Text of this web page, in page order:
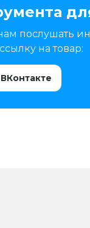
послушать
на товар: